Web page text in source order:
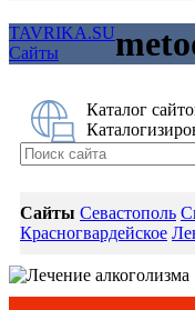
TAVRIKA.SU
Сайты
Каталог
Сайты Севастополь
Красногвардейское